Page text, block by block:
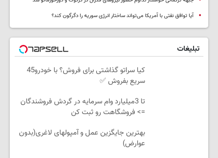
آیا توافق نفتی با آمریکا می‌تواند ساختار انرژی سوریه را دگرگون کند؟
تبلیغات
کیا سراتو گذاشتی برای فروش؟ با خودرو45
سریع بفروش ✅
تا 3میلیارد وام سرمایه در گردش فروشندگان
=> فروشگاهت رو ثبت کن
بهترین جایگزین عمل و آمپولهای لاغری(بدون
عوارض)